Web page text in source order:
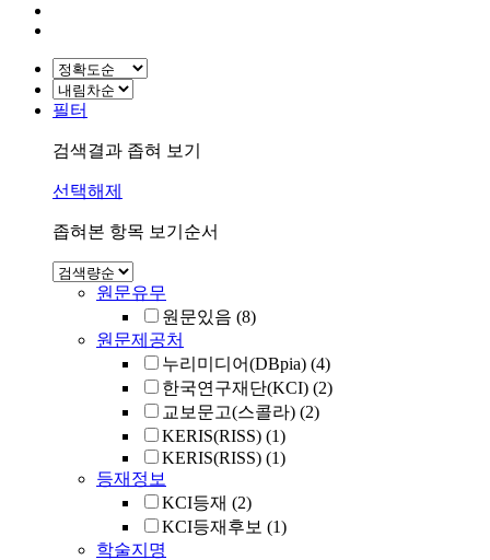
필터
검색결과 좁혀 보기
선택해제
좁혀본 항목 보기순서
원문유무
원문있음 (8)
원문제공처
누리미디어(DBpia) (4)
한국연구재단(KCI) (2)
교보문고(스콜라) (2)
KERIS(RISS) (1)
KERIS(RISS) (1)
등재정보
KCI등재 (2)
KCI등재후보 (1)
학술지명